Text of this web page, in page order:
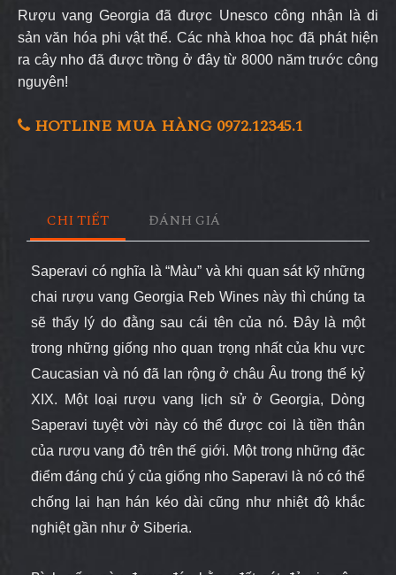
Rượu vang Georgia đã được Unesco công nhận là di
sản văn hóa phi vật thể. Các nhà khoa học đã phát hiện
ra cây nho đã được trồng ở đây từ 8000 năm trước công
nguyên!
HOTLINE MUA HÀNG 0972.12345.1
CHI TIẾT ĐÁNH GIÁ
Saperavi có nghĩa là “Màu” và khi quan sát kỹ những
chai rượu vang Georgia Reb Wines này thì chúng ta
sẽ thấy lý do đằng sau cái tên của nó. Đây là một
trong những giống nho quan trọng nhất của khu vực
Caucasian và nó đã lan rộng ở châu Âu trong thế kỷ
XIX. Một loại rượu vang lịch sử ở Georgia, Dòng
Saperavi tuyệt vời này có thể được coi là tiền thân
của rượu vang đỏ trên thế giới. Một trong những đặc
điểm đáng chú ý của giống nho Saperavi là nó có thể
chống lại hạn hán kéo dài cũng như nhiệt độ khắc
nghiệt gần như ở Siberia.